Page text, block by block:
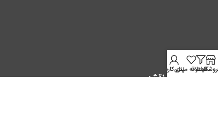
موقعیت ما در نقشه
فیلترعلاقه مندی
پنل کاربر